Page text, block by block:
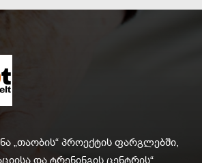
„თაობის“ პროექტის ფარგლებში,
და ტრენინგის ცენტრის“